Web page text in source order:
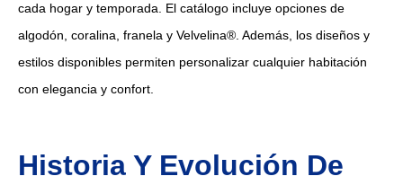
cada hogar y temporada. El catálogo incluye opciones de
algodón, coralina, franela y Velvelina®. Además, los diseños y
estilos disponibles permiten personalizar cualquier habitación
con elegancia y confort.
Historia Y Evolución De